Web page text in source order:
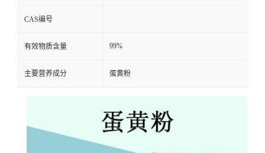
CAS编号
有效物质含量 99%
主要营养成分 蛋黄粉